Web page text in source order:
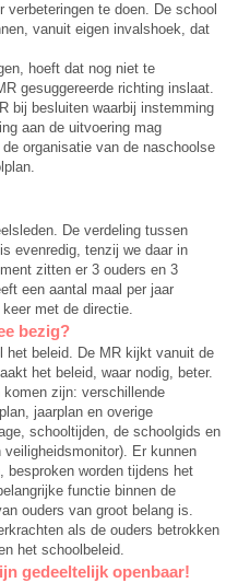
te doen. De school
vanuit eigen invalshoek, dat
hoeft dat nog niet te
gesuggereerde richting inslaat.
bij besluiten waarbij instemming
aan de uitvoering mag
organisatie van de naschoolse
De verdeling tussen
evenredig, tenzij we daar in
zitten er 3 ouders en 3
een aantal maal per jaar
met de directie.
bezig?
het beleid. De MR kijkt vanuit de
het beleid, waar nodig, beter.
komen zijn: verschillende
jaarplan en overige
schooltijden, de schoolgids en
Er kunnen
besproken worden tijdens het
functie binnen de
ouders van groot belang is.
als de ouders betrokken
het schoolbeleid.
gedeeltelijk openbaar!